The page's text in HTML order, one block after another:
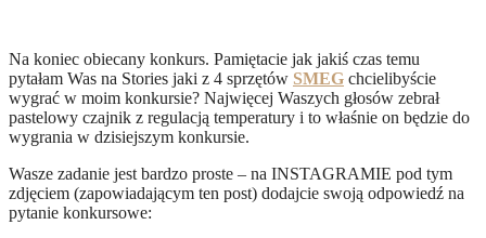
Na koniec obiecany konkurs. Pamiętacie jak jakiś czas temu
pytałam Was na Stories jaki z 4 sprzętów SMEG chcielibyście
wygrać w moim konkursie? Najwięcej Waszych głosów zebrał
pastelowy czajnik z regulacją temperatury i to właśnie on będzie do
wygrania w dzisiejszym konkursie.
Wasze zadanie jest bardzo proste – na INSTAGRAMIE pod tym
zdjęciem (zapowiadającym ten post) dodajcie swoją odpowiedź na
pytanie konkursowe: